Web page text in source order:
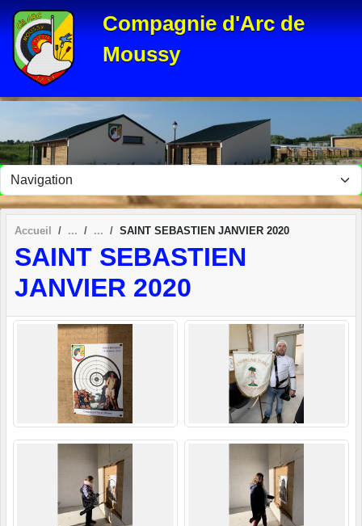
Compagnie d'Arc de
Moussy
Accueil SAINT SEBASTIEN JANVIER 2020
SAINT SEBASTIEN
JANVIER 2020
Panneau de gestion des cookies